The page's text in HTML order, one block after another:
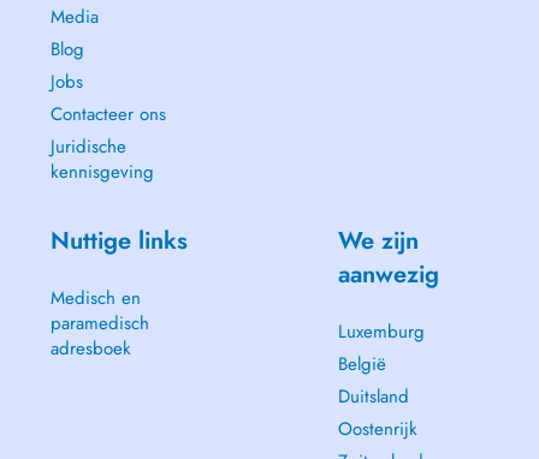
Media
Blog
Jobs
Contacteer ons
Juridische
kennisgeving
Nuttige links
Medisch en
paramedisch
adresboek
We zijn
aanwezig
Luxemburg
België
Duitsland
Oostenrijk